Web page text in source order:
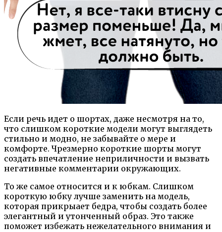
Если речь идет о шортах, даже несмотря на то,
что слишком короткие модели могут выглядеть
стильно и модно, не забывайте о мере и
комфорте. Чрезмерно короткие шорты могут
создать впечатление неприличности и вызвать
негативные комментарии окружающих.
То же самое относится и к юбкам. Слишком
короткую юбку лучше заменить на модель,
которая прикрыает бедра, чтобы создать более
элегантный и утонченный образ. Это также
поможет избежать нежелательного внимания и